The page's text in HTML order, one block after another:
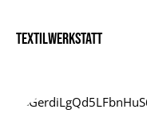
Textilwerkstatt